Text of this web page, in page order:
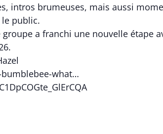
intros brumeuses, mais aussi
le public.
groupe a franchi une nouvelle étape
what…